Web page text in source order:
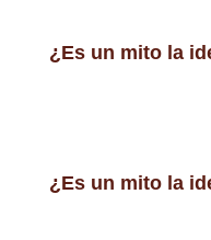
¿Es un mito la
¿Es un mito la